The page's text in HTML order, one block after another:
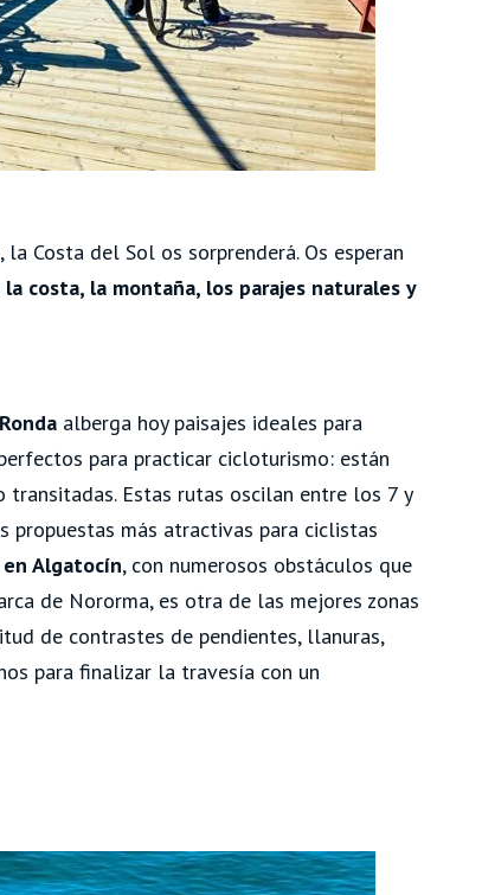
Costa del Sol os sorprenderá. Os esperan
costa, la montaña, los parajes naturales y
alberga hoy paisajes ideales para
para practicar cicloturismo: están
transitadas. Estas rutas oscilan entre los 7 y
propuestas más atractivas para ciclistas
Algatocín, con numerosos obstáculos que
de Nororma, es otra de las mejores zonas
de contrastes de pendientes, llanuras,
para finalizar la travesía con un